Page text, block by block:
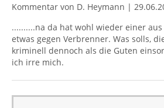
Kommentar von D. Heymann |
..........na da hat wohl wieder einer
etwas gegen Verbrenner. Was solls,
kriminell dennoch als die Guten
ich irre mich.